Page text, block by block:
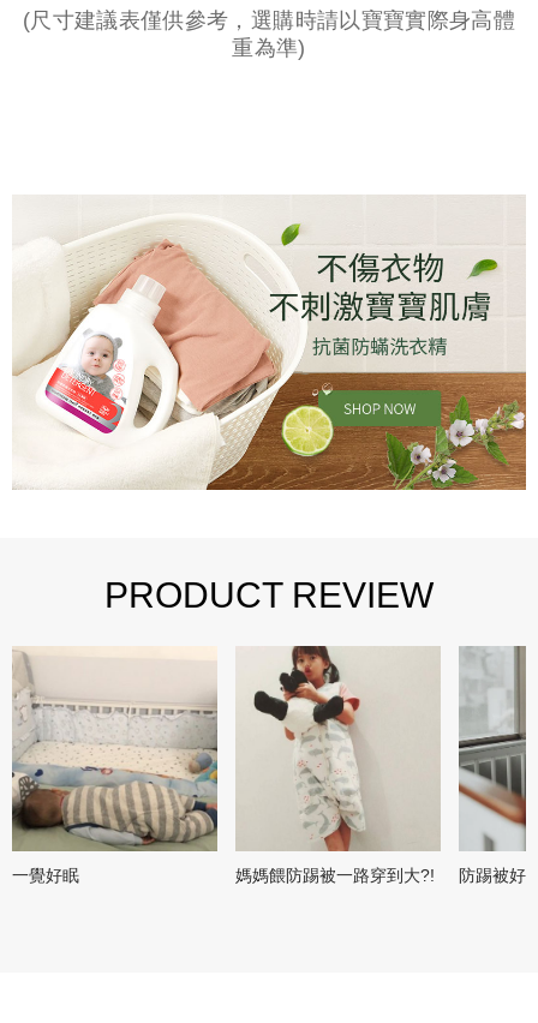
(尺寸建議表僅供參考，選購時請以寶寶實際身高體
重為準)
PRODUCT REVIEW
一覺好眠 媽媽餵防踢被一路穿到大?! 防踢被好